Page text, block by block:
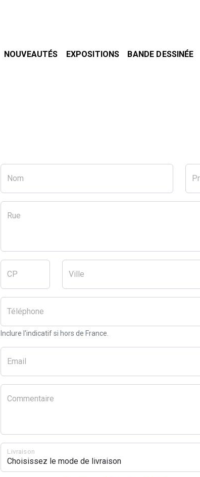
NOUVEAUTÉS EXPOSITIONS BANDE DESSINÉE
Nom
Rue
CP Ville
Téléphone
Inclure l'indicatif si hors de France.
Email
Commentaire
Livraison